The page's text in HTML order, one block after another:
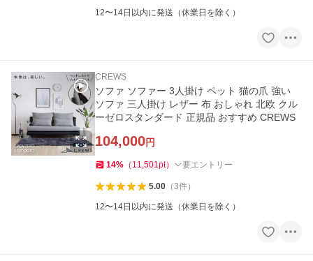
12〜14日以内に発送（休業日を除く）
CREWS
ソファ ソファー 3人掛け ペット 猫の爪 強い
ソファ 三人掛け レザー 布 おしゃれ 北欧 クル
ーゼロスタンダード 正規品 おすすめ CREWS
104,000円
14% （ 11,501pt） 要エントリー
5.00（3件）
12〜14日以内に発送（休業日を除く）